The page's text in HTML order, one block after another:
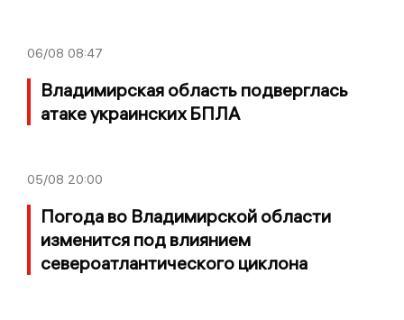
06/08 08:47
Владимирская область подверглась
атаке украинских БПЛА
05/08 20:00
Погода во Владимирской области
изменится под влиянием
североатлантического циклона